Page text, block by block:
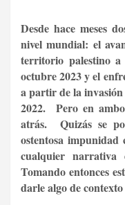
Desde hace meses
nivel mundial: el
territorio palestino
octubre 2023 y el
a partir de la
2022. Pero en
atrás. Quizás se
ostentosa
cualquier narrativa
Tomando entonces
darle algo de